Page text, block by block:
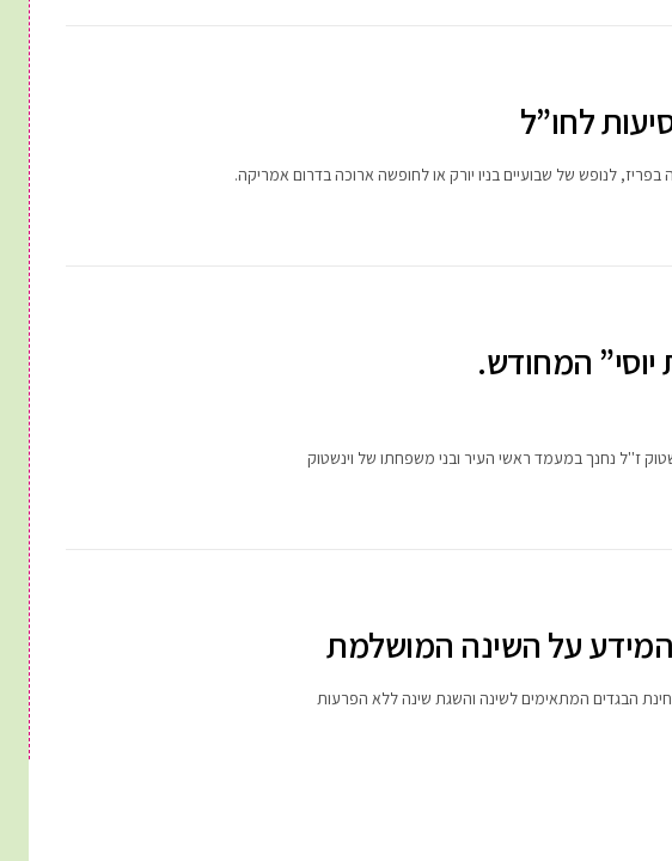
לחו”ל
לנופש של שבועיים בניו יורק או לחופשה ארוכה בדרום אמריקה.
יוסי” המחודש.
ז''ל נחנך במעמד ראשי העיר ובני משפחתו של וינשטוק
המידע על השינה המושלמת
הבגדים המתאימים לשינה והשגת שינה ללא הפרעות